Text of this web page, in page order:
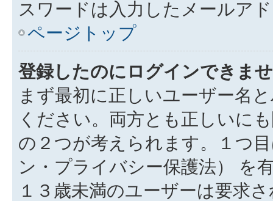
スワードは入力したメールア
ページトップ
登録したのにログインできま
まず最初に正しいユーザー名
ください。両方とも正しいに
の２つが考えられます。１つ
ン・プライバシー保護法） を
１３歳未満のユーザーは要求